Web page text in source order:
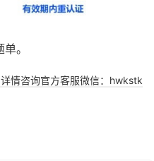
。
情咨询官方客服微信：hwkstk